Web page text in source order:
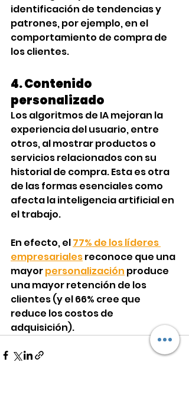
identificación de tendencias y
patrones, por ejemplo, en el
comportamiento de compra de
los clientes.
4. Contenido
personalizado
Los algoritmos de IA mejoran la
experiencia del usuario, entre
otros, al mostrar productos o
servicios relacionados con su
historial de compra. Esta es otra
de las formas esenciales como
afecta la inteligencia artificial en
el trabajo.
En efecto, el 77% de los líderes
empresariales reconoce que una
mayor personalización produce
una mayor retención de los
clientes (y el 66% cree que
reduce los costos de
adquisición).